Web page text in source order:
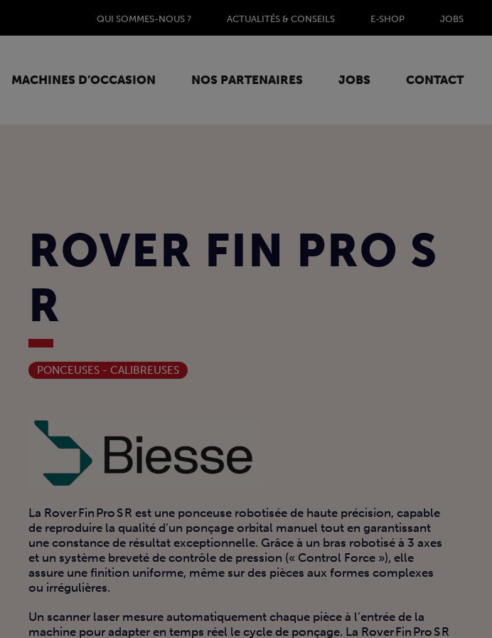
QUI SOMMES-NOUS ? ACTUALITÉS & CONSEILS E-SHOP JOBS
MACHINES D’OCCASION NOS PARTENAIRES JOBS CONTACT
ROVER FIN PRO S
R
PONCEUSES - CALIBREUSES
La Rover Fin Pro S R est une ponceuse robotisée de haute précision, capable
de reproduire la qualité d’un ponçage orbital manuel tout en garantissant
une constance de résultat exceptionnelle. Grâce à un bras robotisé à 3 axes
et un système breveté de contrôle de pression (« Control Force »), elle
assure une finition uniforme, même sur des pièces aux formes complexes
ou irrégulières.
Un scanner laser mesure automatiquement chaque pièce à l’entrée de la
machine pour adapter en temps réel le cycle de ponçage. La Rover Fin Pro S R